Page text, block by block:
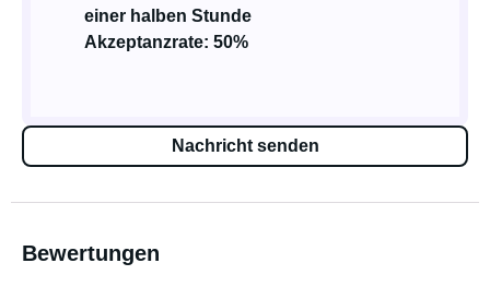
einer halben Stunde
Akzeptanzrate: 50%
Nachricht senden
Bewertungen